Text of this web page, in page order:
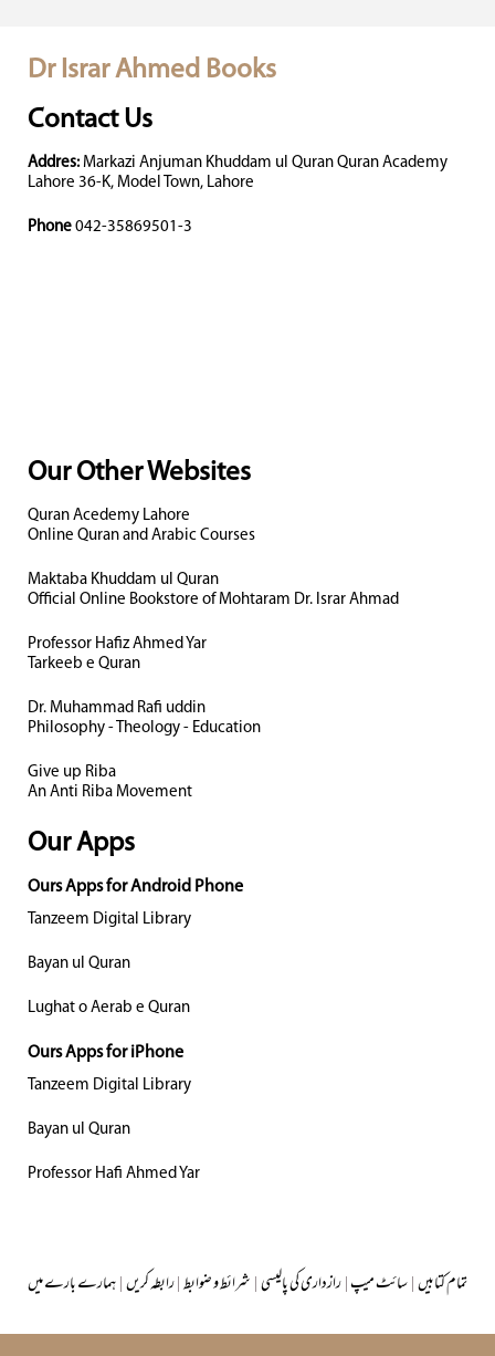
Dr Israr Ahmed Books
Contact Us
Addres: Markazi Anjuman Khuddam ul Quran Quran Academy
Lahore 36-K, Model Town, Lahore
Phone 042-35869501-3
Our Other Websites
Quran Acedemy Lahore
Online Quran and Arabic Courses
Maktaba Khuddam ul Quran
Official Online Bookstore of Mohtaram Dr. Israr Ahmad
Professor Hafiz Ahmed Yar
Tarkeeb e Quran
Dr. Muhammad Rafi uddin
Philosophy - Theology - Education
Give up Riba
An Anti Riba Movement
Our Apps
Ours Apps for Android Phone
Tanzeem Digital Library
Bayan ul Quran
Lughat o Aerab e Quran
Ours Apps for iPhone
Tanzeem Digital Library
Bayan ul Quran
Professor Hafi Ahmed Yar
ہمارے بارے میں|رابطہ کریں|شرائط و ضوابط|رازداری کی پالیسی|سائٹ میپ|تمام کتابیں